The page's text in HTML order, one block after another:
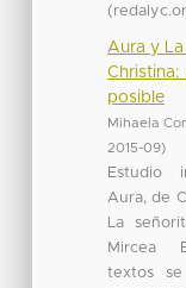
Aura y
Christina:
posible
Mihaela
2015-09)
Estudio
Aura, de
La
Mircea
textos